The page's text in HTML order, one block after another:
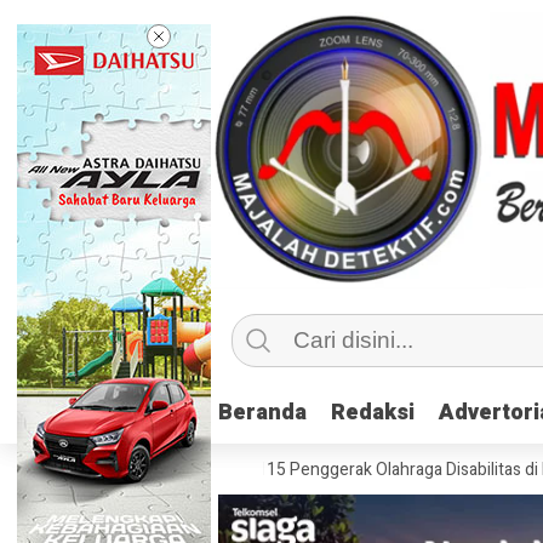
Beranda Redaksi
Beranda Redaksi
Kemenpora Latih 115 Penggerak Olahraga Disabilitas di Mojokerto